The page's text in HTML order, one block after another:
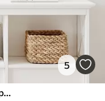
5
Lillede ja õrnade pintslitõmmete kompositsioon